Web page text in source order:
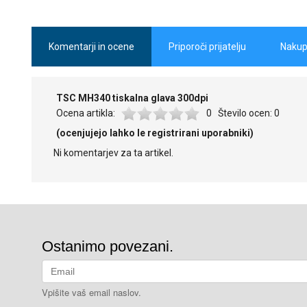
Komentarji in ocene
Priporoči prijatelju
TSC MH340 tiskalna glava 300dpi
Ocena artikla:
0 Število ocen: 0
(ocenjujejo lahko le registrirani uporabniki)
Ni komentarjev za ta artikel.